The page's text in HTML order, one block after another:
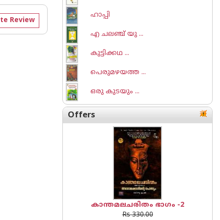
Review
ഹാപ്പി
എ ചലഞ്ച് യു ...
കുട്ടിക്കഥ ...
പെരുമഴയത്ത ...
ഒരു കുടയും ...
Offers
കാന്തമലചരിതം ഭാഗം -2
Rs 330.00